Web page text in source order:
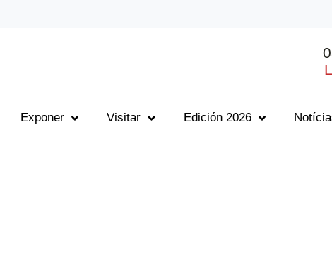
Exponer Visitar Edición 2026